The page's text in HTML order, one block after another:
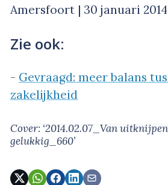
Amersfoort | 30 januari 2014
Zie ook:
- Gevraagd: meer balans
zakelijkheid
Cover: ‘2014.02.07_Van
gelukkig_660’